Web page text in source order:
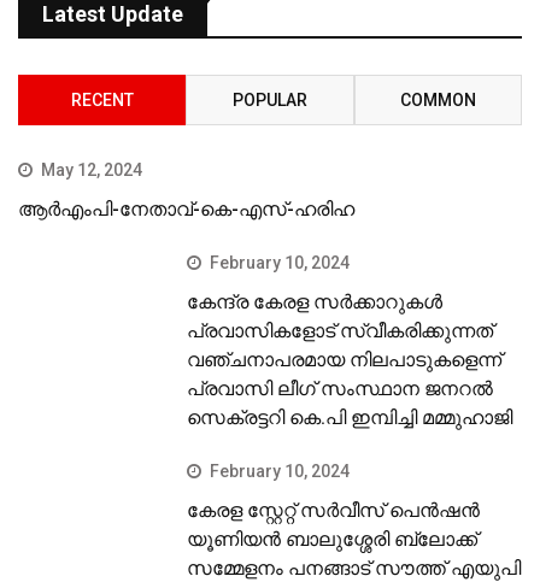
Latest Update
RECENT POPULAR COMMON
May 12, 2024
ആർഎംപി-നേതാവ്-കെ-എസ്-ഹരിഹ
February 10, 2024
കേന്ദ്ര കേരള സര്‍ക്കാറുകള്‍
പ്രവാസികളോട് സ്വീകരിക്കുന്നത്
വഞ്ചനാപരമായ നിലപാടുകളെന്ന്
പ്രവാസി ലീഗ് സംസ്ഥാന ജനറല്‍
സെക്രട്ടറി കെ.പി ഇമ്പിച്ചി മമ്മുഹാജി
February 10, 2024
കേരള സ്റ്റേറ്റ് സര്‍വീസ് പെന്‍ഷന്‍
യൂണിയന്‍ ബാലുശ്ശേരി ബ്ലോക്ക്
സമ്മേളനം പനങ്ങാട് സൗത്ത് എയുപി